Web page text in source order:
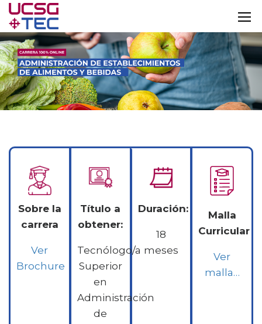
Sobre la
carrera
Ver
Brochure
Título a
obtener:
Tecnólogo/a
Superior
en
Administración
de
Duración:
18
meses
Malla
Curricular
Ver
malla…